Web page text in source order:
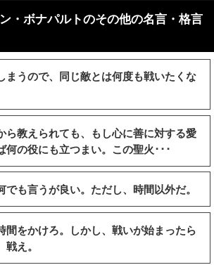
・ボナパルトのその他の名言・格言
まうので、同じ敵とは何度も戦いたくな
ら教えられても、もし心に善に対する愛
何の役にも立つまい。この聖火･･･
でも言うが良い。ただし、時間以外だ。
間をかけろ。しかし、戦いが始まったら
え。